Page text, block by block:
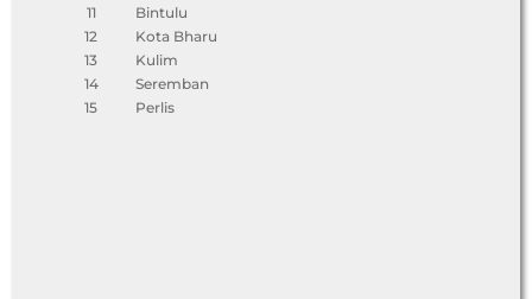
11
Bintulu
12
Kota Bharu
13
Kulim
14
Seremban
15
Perlis